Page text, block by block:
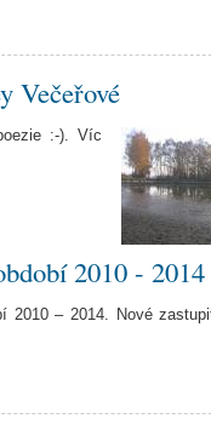
Večeřové
:-). Víc
2010 - 2014
2010 – 2014. Nové